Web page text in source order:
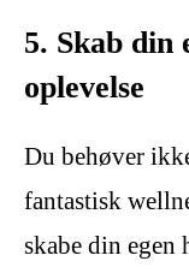
5. Skab din
oplevelse
Du behøver
fantastisk
skabe din egen